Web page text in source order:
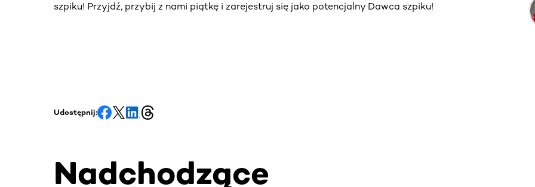
szpiku! Przyjdź, przybij z nami piątkę i zarejestruj się jako potencjalny Dawca szpiku!
Udostępnij:
Nadchodzące